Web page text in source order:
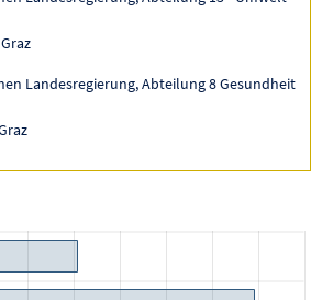
Landesregierung, Abteilung 8 Gesundheit